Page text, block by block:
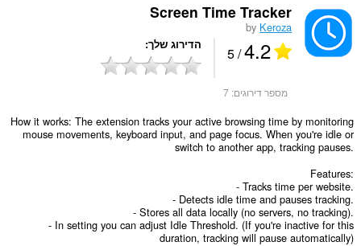
Screen Time Tracker
by Keroza
4.2
/ 5 הדירוג שלך
מספר דירוגים: 7
How it works: The extension tracks your active browsing time by monitoring
mouse movements, keyboard input, and page focus. When you're idle or
switch to another app, tracking pauses.
Features:
- Tracks time per website.
- Detects idle time and pauses tracking.
- Stores all data locally (no servers, no tracking).
- In setting you can adjust Idle Threshold. (If you're inactive for this
duration, tracking will pause automatically)